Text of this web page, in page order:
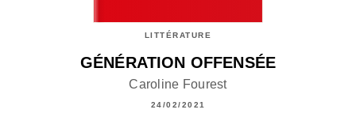
LITTÉRATURE
GÉNÉRATION OFFENSÉE
Caroline Fourest
24/02/2021